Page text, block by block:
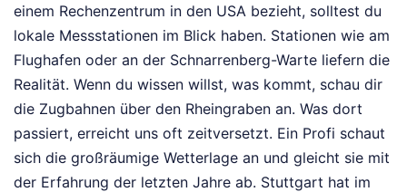
einem Rechenzentrum in den USA bezieht, solltest du
lokale Messstationen im Blick haben. Stationen wie am
Flughafen oder an der Schnarrenberg-Warte liefern die
Realität. Wenn du wissen willst, was kommt, schau dir
die Zugbahnen über den Rheingraben an. Was dort
passiert, erreicht uns oft zeitversetzt. Ein Profi schaut
sich die großräumige Wetterlage an und gleicht sie mit
der Erfahrung der letzten Jahre ab. Stuttgart hat im